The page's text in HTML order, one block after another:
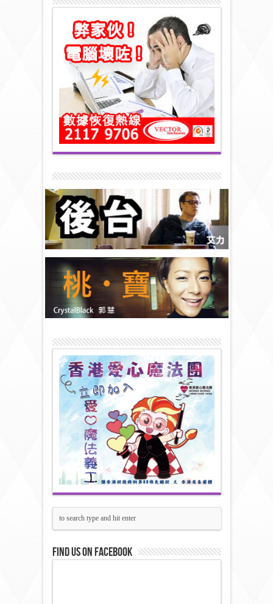
Find us on Facebook